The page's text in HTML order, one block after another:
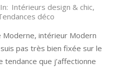
In: Intérieurs design & chic,
déco
Moderne, intérieur Modern
pas très bien fixée sur le
tendance que j’affectionne